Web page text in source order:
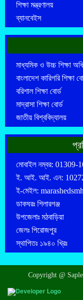
শিক্ষা মন্ত্রণালয়
ব্যানবেইস
মাধ্যমিক ও উচ্চ শিক্ষা
বাংলাদেশ কারিগরি শিক্ষা
বরিশাল শিক্ষা বোর্ড
মাদ্রাসা শিক্ষা বোর্ড
জাতীয় বিশ্ববিদ্যালয়
মোবাইল নম্বর: 01309-
ই. আই. আই. এন:
ই-মেইল:
ডাকঘরঃ শিলারগঞ্জ
উপজেলাঃ মঠবাড়িয়া
জেলঃ পিরোজপুর
স্থাপিতঃ ১৯৪০ খ্রিঃ
Copyright @